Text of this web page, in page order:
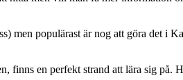
populärast är nog att göra det i
en perfekt strand att lära sig på.